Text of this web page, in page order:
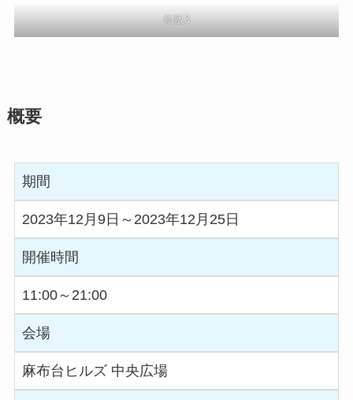
物販3
概要
期間
2023年12月9日～2023年12月25日
開催時間
11:00～21:00
会場
麻布台ヒルズ 中央広場